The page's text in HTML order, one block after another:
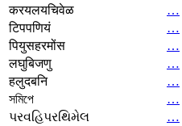
करयलयचिवेळ
…
टिपपणियं
…
पियुसहरमोंस
…
लघुबिजणु
…
हलुदबनि
…
সমিপে
…
પરવહિપરથિમેલ
…